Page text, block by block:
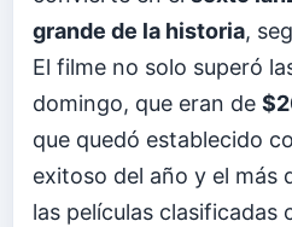
grande de la historia,
El filme no solo superó
domingo, que eran de
que quedó establecido
exitoso del año y el más
las películas clasificadas